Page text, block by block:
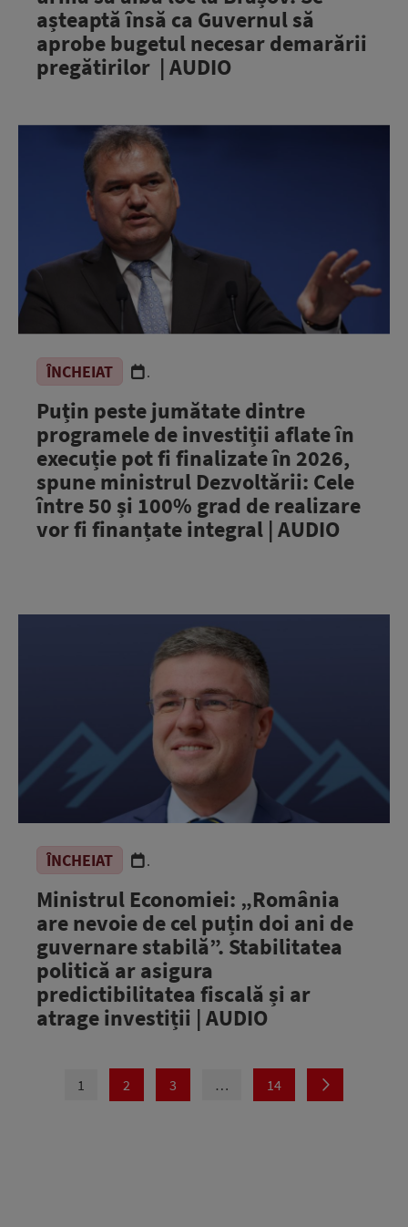
așteaptă însă ca Guvernul să
aprobe bugetul necesar demarării
pregătirilor | AUDIO
ÎNCHEIAT .
Puțin peste jumătate dintre
programele de investiții aflate în
execuție pot fi finalizate în 2026,
spune ministrul Dezvoltării: Cele
între 50 și 100% grad de realizare
vor fi finanțate integral | AUDIO
ÎNCHEIAT .
Ministrul Economiei: „România
are nevoie de cel puțin doi ani de
guvernare stabilă”. Stabilitatea
politică ar asigura
predictibilitatea fiscală și ar
atrage investiții | AUDIO
1 2 3 … 14